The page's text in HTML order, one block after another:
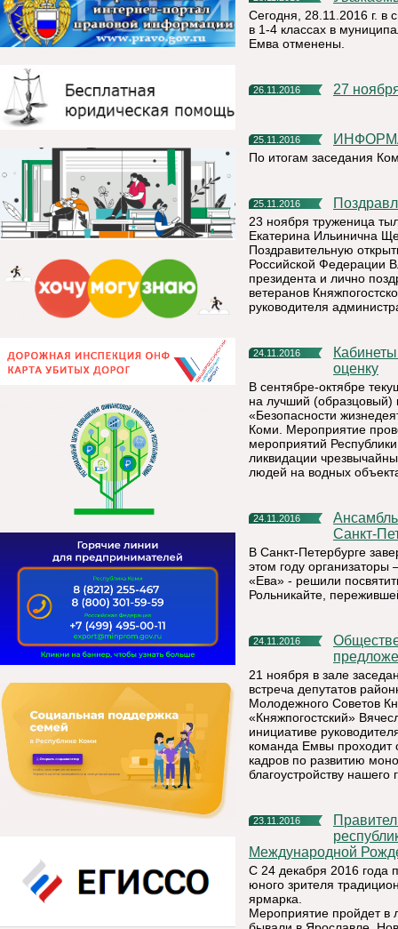
Сегодня, 28.11.2016 г. в
в 1-4 классах в
Емва отменены.
26.11.2016 27
25.11.2016
По итогам заседания
25.11.2016
23 ноября труженица
Екатерина Ильинична
Поздравительную
Российской Федерации
президента и лично
ветеранов
руководителя
24.11.2016
Кабинеты ОБЖ Княжпогостского района получили высокую
оценку
В сентябре-октябре
на лучший (образцовый)
«Безопасности
Коми. Мероприятие
мероприятий
ликвидации
людей на водных
24.11.2016
Ансамбль «Дзоридз» выступил на Фестивале толерантности
Санкт-
В Санкт-Петербурге
этом году организаторы
«Ева» - решили
Рольникайте,
24.11.2016
Общественность Княжпогостского района внесла
21 ноября в зале
встреча депутатов
Молодежного Советов
«Княжпогостский»
инициативе
команда Емвы проходит
кадров по развитию
благоустройству нашего
23.11.2016
Правительство Санкт-Петербурга приглашает
Международной
С 24 декабря 2016 года
юного зрителя
ярмарка.
Мероприятие пройдет в